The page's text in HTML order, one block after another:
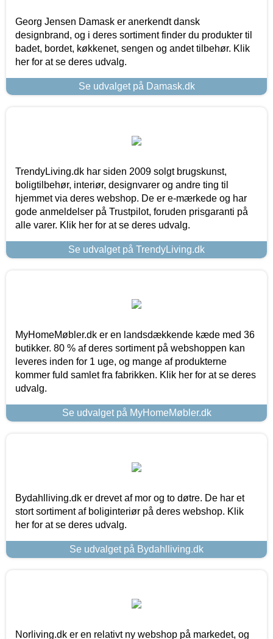
Georg Jensen Damask er anerkendt dansk
designbrand, og i deres sortiment finder du produkter til
badet, bordet, køkkenet, sengen og andet tilbehør. Klik
her for at se deres udvalg.
Se udvalget på Damask.dk
TrendyLiving.dk har siden 2009 solgt brugskunst,
boligtilbehør, interiør, designvarer og andre ting til
hjemmet via deres webshop. De er e-mærkede og har
gode anmeldelser på Trustpilot, foruden prisgaranti på
alle varer. Klik her for at se deres udvalg.
Se udvalget på TrendyLiving.dk
MyHomeMøbler.dk er en landsdækkende kæde med 36
butikker. 80 % af deres sortiment på webshoppen kan
leveres inden for 1 uge, og mange af produkterne
kommer fuld samlet fra fabrikken. Klik her for at se deres
udvalg.
Se udvalget på MyHomeMøbler.dk
Bydahlliving.dk er drevet af mor og to døtre. De har et
stort sortiment af boliginteriør på deres webshop. Klik
her for at se deres udvalg.
Se udvalget på Bydahlliving.dk
Norliving.dk er en relativt ny webshop på markedet, og